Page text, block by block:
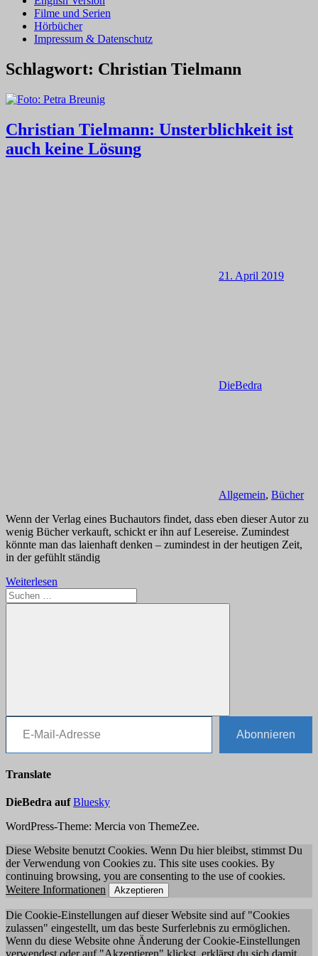
Filme und Serien
Hörbücher
Impressum & Datenschutz
Schlagwort: Christian Tielmann
Christian Tielmann: Unsterblichkeit ist
auch keine Lösung
21. April 2019
DieBedra
Allgemein, Bücher
Wenn der Verlag eines Buchautors findet, dass eben dieser Autor zu
wenig Bücher verkauft, schickt er ihn auf Lesereise. Zumindest
könnte man das laienhaft denken – zumindest in der heutigen Zeit,
in der gefühlt ständig
Weiterlesen
Suchen
nach:
Suchen
E-Mail-Adresse
Abonnieren
Translate
DieBedra auf Bluesky
WordPress-Theme: Mercia von ThemeZee.
Diese Website benutzt Cookies. Wenn Du hier bleibst, stimmst Du
der Verwendung von Cookies zu. This site uses cookies. By
continuing browsing, you are consenting to the use of cookies.
Weitere Informationen
Akzeptieren
Die Cookie-Einstellungen auf dieser Website sind auf "Cookies
zulassen" eingestellt, um das beste Surferlebnis zu ermöglichen.
Wenn du diese Website ohne Änderung der Cookie-Einstellungen